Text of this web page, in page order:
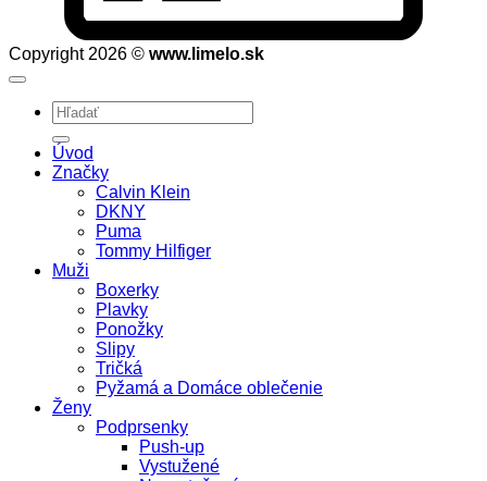
Copyright 2026 © www.limelo.sk
Hľadať:
Úvod
Značky
Calvin Klein
DKNY
Puma
Tommy Hilfiger
Muži
Boxerky
Plavky
Ponožky
Slipy
Tričká
Pyžamá a Domáce oblečenie
Ženy
Podprsenky
Push-up
Vystužené